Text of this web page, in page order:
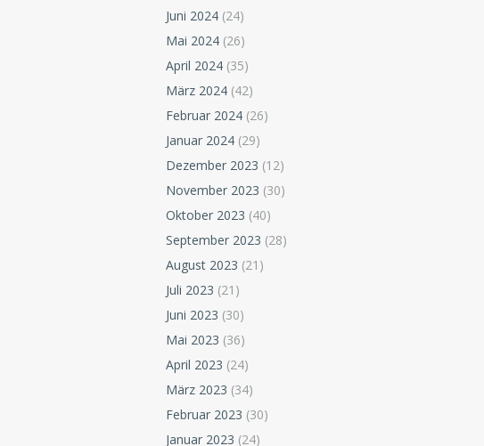
Juni 2024 (24)
Mai 2024 (26)
April 2024 (35)
März 2024 (42)
Februar 2024 (26)
Januar 2024 (29)
Dezember 2023 (12)
November 2023 (30)
Oktober 2023 (40)
September 2023 (28)
August 2023 (21)
Juli 2023 (21)
Juni 2023 (30)
Mai 2023 (36)
April 2023 (24)
März 2023 (34)
Februar 2023 (30)
Januar 2023 (24)